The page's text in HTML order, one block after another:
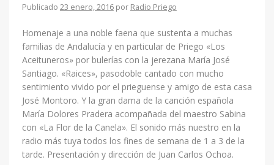
Publicado 23 enero, 2016por Radio Priego
Homenaje a una noble faena que sustenta a muchas
familias de Andalucía y en particular de Priego «Los
Aceituneros» por bulerías con la jerezana María José
Santiago. «Raices», pasodoble cantado con mucho
sentimiento vivido por el prieguense y amigo de esta casa
José Montoro. Y la gran dama de la canción española
María Dolores Pradera acompañada del maestro Sabina
con «La Flor de la Canela». El sonido más nuestro en la
radio más tuya todos los fines de semana de 1 a 3 de la
tarde. Presentación y dirección de Juan Carlos Ochoa.